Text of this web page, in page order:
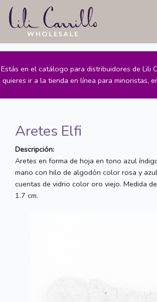
Estás en el catálogo para distribuidores de Lili
quieres ir a la tienda en línea para minoristas,
Aretes Elfi
Descripción:
Aretes en forma de hoja en tono azul
mano con hilo de algodón color rosa y
cuentas de vidrio color oro viejo. Medida
1.7 cm.